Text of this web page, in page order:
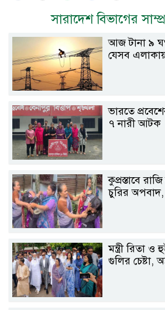
সারাদেশ বিভাগের
আজ টানা ৯
যেসব
ভারতে
৭ নারী আটক
কুপ্রস্তাবে
চুরির অপবাদ,
মন্ত্রী রিতা
গুলির চেষ্টা,